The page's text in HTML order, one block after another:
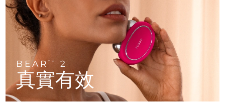
BEARTM 2
真實有效
LUNA™ 4 go
For travel or gym bag
LUNA™護膚
Premium cleansers & balm
BEAR™ 設備
All premium facelift devices
UFO™ 3 go
Portable red light therapy
面膜
Rejuvenation & hydration
issa™ 4 baby
For ages 0-3
issa™ Teeth Whitening Set
Dual LED + sonic device & 18% PAP gel
FAQ™ 102
Advanced clinical anti-aging
FAQ™ 103
Luxurious clinical anti-aging set
FAQ™ 202
LED mask
FAQ™ 211
Anti-aging neck & décolleté LED mask
生髮
FAQ™ 301
LED hair strengthening scalp massager
FAQ™ Scalp Serum
Scalp recovery probiotic serum
肌膚年輕化
FAQ™ 501
Full-Spectrum Red Light Therapy
FAQ™ 502
Full-Spectrum Red Light Therapy
保健品
NEW
專業治療
克羅埃西亞
賽普勒斯 預計送達日期
捷克 預計送達日期
丹麥 預計送達日期